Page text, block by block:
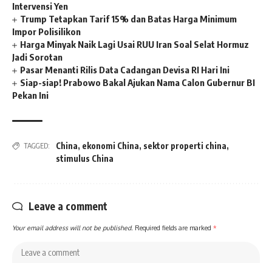
Intervensi Yen
Trump Tetapkan Tarif 15% dan Batas Harga Minimum
Impor Polisilikon
Harga Minyak Naik Lagi Usai RUU Iran Soal Selat Hormuz
Jadi Sorotan
Pasar Menanti Rilis Data Cadangan Devisa RI Hari Ini
Siap-siap! Prabowo Bakal Ajukan Nama Calon Gubernur BI
Pekan Ini
TAGGED: China, ekonomi China, sektor properti china,
stimulus China
Leave a comment
Your email address will not be published. Required fields are marked *